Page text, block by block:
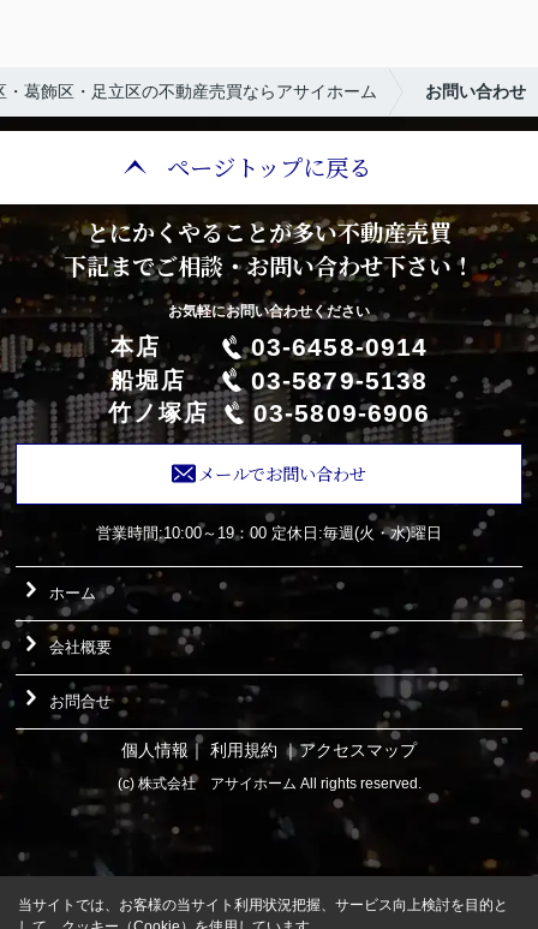
・葛飾区・足立区の不動産売買ならアサイホーム お問い合わせ
ページトップに戻る
とにかくやることが多い不動産売買
下記までご相談・お問い合わせ下さい！
お気軽にお問い合わせください
本店 03-6458-0914
船堀店 03-5879-5138
竹ノ塚店 03-5809-6906
メールでお問い合わせ
営業時間:10:00～19：00 定休日:毎週(火・水)曜日
ホーム
会社概要
お問合せ
個人情報 ｜ 利用規約 ｜アクセスマップ
(c) 株式会社 アサイホーム All rights reserved.
当サイトでは、お客様の当サイト利用状況把握、サービス向上検討を目的と